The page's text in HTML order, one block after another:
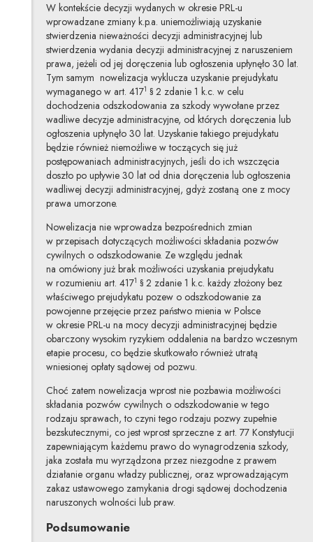
W kontekście decyzji wydanych w okresie PRL-u
wprowadzane zmiany k.p.a. uniemożliwiają uzyskanie
stwierdzenia nieważności decyzji administracyjnej lub
stwierdzenia wydania decyzji administracyjnej z naruszeniem
prawa, jeżeli od jej doręczenia lub ogłoszenia upłynęło 30 lat.
Tym samym nowelizacja wyklucza uzyskanie prejudykatu
wymaganego w art. 4171 § 2 zdanie 1 k.c. w celu
dochodzenia odszkodowania za szkody wywołane przez
wadliwe decyzje administracyjne, od których doręczenia lub
ogłoszenia upłynęło 30 lat. Uzyskanie takiego prejudykatu
będzie również niemożliwe w toczących się już
postępowaniach administracyjnych, jeśli do ich wszczęcia
doszło po upływie 30 lat od dnia doręczenia lub ogłoszenia
wadliwej decyzji administracyjnej, gdyż zostaną one z mocy
prawa umorzone.
Nowelizacja nie wprowadza bezpośrednich zmian
w przepisach dotyczących możliwości składania pozwów
cywilnych o odszkodowanie. Ze względu jednak
na omówiony już brak możliwości uzyskania prejudykatu
w rozumieniu art. 4171 § 2 zdanie 1 k.c. każdy złożony bez
właściwego prejudykatu pozew o odszkodowanie za
powojenne przejęcie przez państwo mienia w Polsce
w okresie PRL-u na mocy decyzji administracyjnej będzie
obarczony wysokim ryzykiem oddalenia na bardzo wczesnym
etapie procesu, co będzie skutkowało również utratą
wniesionej opłaty sądowej od pozwu.
Choć zatem nowelizacja wprost nie pozbawia możliwości
składania pozwów cywilnych o odszkodowanie w tego
rodzaju sprawach, to czyni tego rodzaju pozwy zupełnie
bezskutecznymi, co jest wprost sprzeczne z art. 77 Konstytucji
zapewniającym każdemu prawo do wynagrodzenia szkody,
jaka została mu wyrządzona przez niezgodne z prawem
działanie organu władzy publicznej, oraz wprowadzającym
zakaz ustawowego zamykania drogi sądowej dochodzenia
naruszonych wolności lub praw.
Podsumowanie